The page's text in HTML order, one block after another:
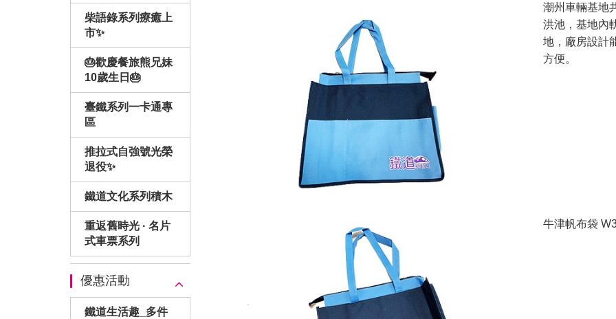
柴語錄系列療癒上
市✨
🎂歡慶餐旅熊兄妹
10歲生日🎂
臺鐵系列一卡通專
區
推拉式自強號光榮
退役✨
鐵道文化系列積木
重返舊時光 · 名片
式車票系列
優惠活動
鐵道生活趣_多件
潮州車輛基地
洪池，基地內
地，廠房設計
方便。
牛津帆布袋